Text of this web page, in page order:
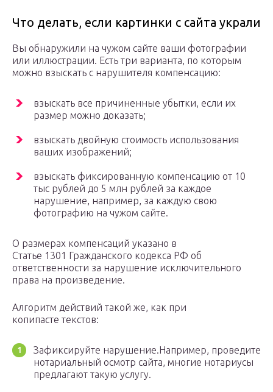
Что делать, если картинки с сайта украли
Вы обнаружили на чужом сайте ваши фотографии
или иллюстрации. Есть три варианта, по которым
можно взыскать с нарушителя компенсацию:
взыскать все причиненные убытки, если их
размер можно доказать;
взыскать двойную стоимость использования
ваших изображений;
взыскать фиксированную компенсацию от 10
тыс рублей до 5 млн рублей за каждое
нарушение, например, за каждую свою
фотографию на чужом сайте.
О размерах компенсаций указано в
Статье 1301 Гражданского кодекса РФ об
ответственности за нарушение исключительного
права на произведение.
Алгоритм действий такой же, как при
копипасте текстов:
Зафиксируйте нарушение.Например, проведите
нотариальный осмотр сайта, многие нотариусы
предлагают такую услугу.